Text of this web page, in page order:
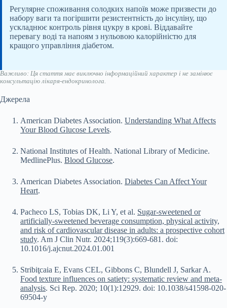
Регулярне споживання солодких напоїв може призвести до
набору ваги та погіршити резистентність до інсуліну, що
ускладнює контроль рівня цукру в крові. Віддавайте
перевагу воді та напоям з нульовою калорійністю для
кращого управління діабетом.
Важливо: Ця стаття має виключно інформаційний характер і не замінює
консультацію лікаря-ендокринолога.
Джерела
American Diabetes Association. Understanding What Affects
Your Blood Glucose Levels.
National Institutes of Health. National Library of Medicine.
MedlinePlus. Blood Glucose.
American Diabetes Association. Diabetes Can Affect Your
Heart.
Pacheco LS, Tobias DK, Li Y, et al. Sugar-sweetened or
artificially-sweetened beverage consumption, physical activity,
and risk of cardiovascular disease in adults: a prospective cohort
study. Am J Clin Nutr. 2024;119(3):669-681. doi:
10.1016/j.ajcnut.2024.01.001
Stribiţcaia E, Evans CEL, Gibbons C, Blundell J, Sarkar A.
Food texture influences on satiety: systematic review and meta-
analysis. Sci Rep. 2020; 10(1):12929. doi: 10.1038/s41598-020-
69504-y